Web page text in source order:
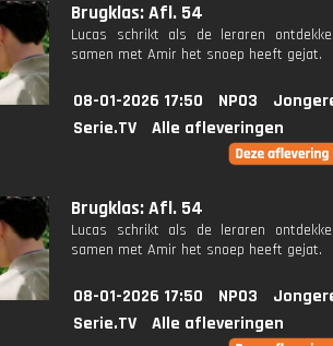
Brugklas: Afl. 54
Lucas schrikt als de leraren
samen met Amir het snoep heeft gejat.
08-01-2026 17:50 NPO3
Serie.TV
Alle afleveringen
Brugklas: Afl. 54
Lucas schrikt als de leraren
samen met Amir het snoep heeft gejat.
08-01-2026 17:50 NPO3
Serie.TV
Alle afleveringen